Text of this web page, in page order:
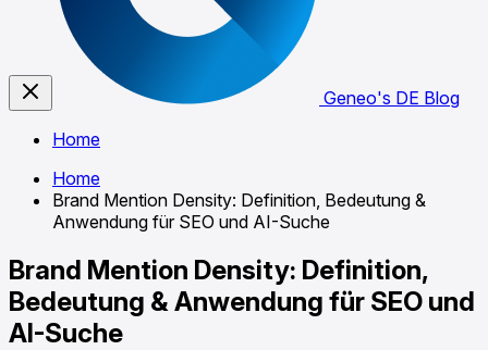
Geneo's DE Blog
Home
Home
Brand Mention Density: Definition, Bedeutung &
Anwendung für SEO und AI-Suche
Brand Mention Density: Definition,
Bedeutung & Anwendung für SEO und
AI-Suche